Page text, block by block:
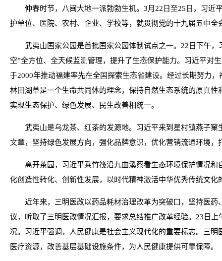
仲春时节，八闽大地一派勃勃生机。3月22日至25日，习近
护单位、医院、农村、企业、学校等，就贯彻党的十九届五中
武夷山国家公园是首批国家公园体制试点之一。22日下午
空”全方位、全天候监测管理，提升了生态保护能力。习近平对
于2000年推动福建率先在全国探索生态省建设。经过长期努力
林田湖草是一个生命共同体的理念，保持自然生态系统的原真
实现生态保护、绿色发展、民生改善相统一。
武夷山是乌龙茶、红茶的发源地。习近平来到星村镇燕子
文章，坚持绿色发展方向，强化品牌意识，优化营销流通环境
离开茶园，习近平乘竹筏沿九曲溪察看生态环境保护情况
化创造性转化、创新性发展，以时代精神激活中华优秀传统文
近年来，三明医改以药品耗材治理改革为突破口，坚持医
议，听取了三明医改情况汇报，要求总结推广改革经验。23日
况。习近平强调，人民健康是社会主义现代化的重要标志。三
医疗资源，改善基层基础设施条件，为人民健康提供可靠保障。